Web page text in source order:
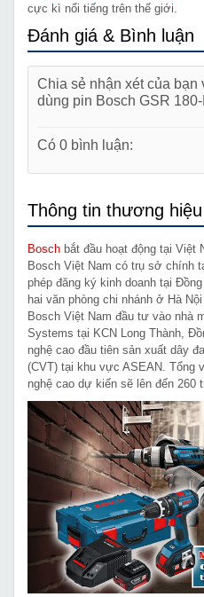
cực kì nổi tiếng trên thế giới.
Đánh giá & Bình luận
Chia sẻ nhận xét của bạn
dùng pin Bosch GSR 180-
Có 0 bình luận:
Thông tin thương hiệu
Bosch bắt đầu hoạt động tại Việt
Bosch Việt Nam có trụ sở chính
phép đăng ký kinh doanh tại
hai văn phòng chi nhánh ở Hà
Bosch Việt Nam đầu tư vào nhà
Systems tại KCN Long Thành,
nghệ cao đầu tiên sản xuất dây
(CVT) tại khu vực ASEAN. Tổng
nghệ cao dự kiến sẽ lên đến 260